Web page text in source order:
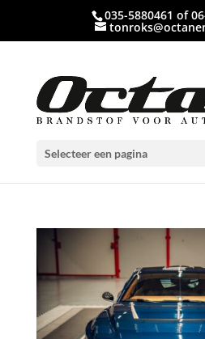
035-5880461 of
Selecteer een pagina